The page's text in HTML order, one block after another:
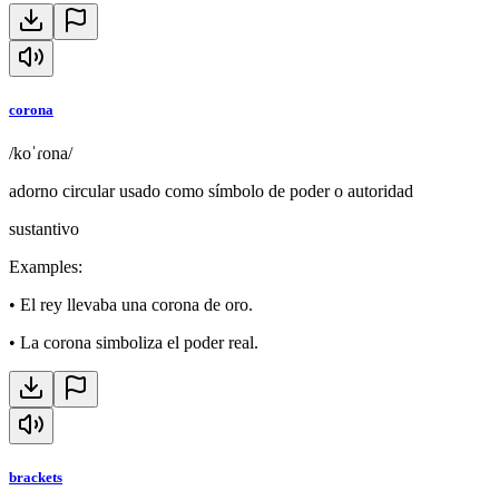
corona
/koˈɾona/
adorno circular usado como símbolo de poder o autoridad
sustantivo
Examples:
• El rey llevaba una corona de oro.
• La corona simboliza el poder real.
brackets